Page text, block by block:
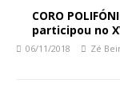
CORO
participou no
06/11/2018 Zé